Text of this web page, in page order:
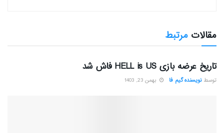
مقالات مرتبط
تاریخ عرضه بازی HELL is US فاش شد
توسط نویسنده گیم فا بهمن 23, 1403